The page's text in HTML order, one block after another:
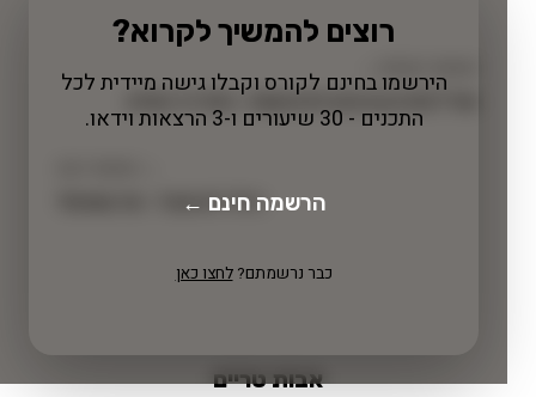
רוצים להמשיך לקרוא?
הירשמו בחינם לקורס וקבלו גישה מיידית לכל
התכנים - 30 שיעורים ו-3 הרצאות וידאו.
הרשמה חינם ←
כבר נרשמתם?לחצו כאן
תמ"ל (תרכובת מזון לתינוקות) - המדריך המלא
הילד לא אוכל - מה עושים?
אבות טריים